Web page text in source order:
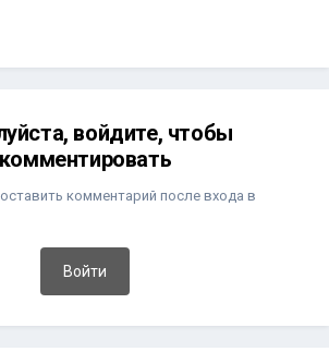
войдите, чтобы
комментировать
комментарий после входа в
Войти